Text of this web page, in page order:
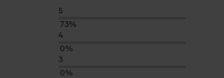
5
73%
4
0%
3
0%